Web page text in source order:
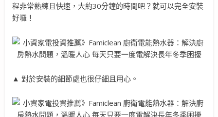
程非常熟練且快速，大約30分鐘的時間吧？就可以完全安裝
好囉！
▲ 對於安裝的細節處也很仔細且用心。